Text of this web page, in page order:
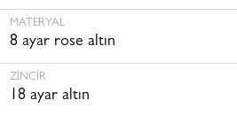
MATERYAL
8 ayar rose altın
ZINCIR
18 ayar altın